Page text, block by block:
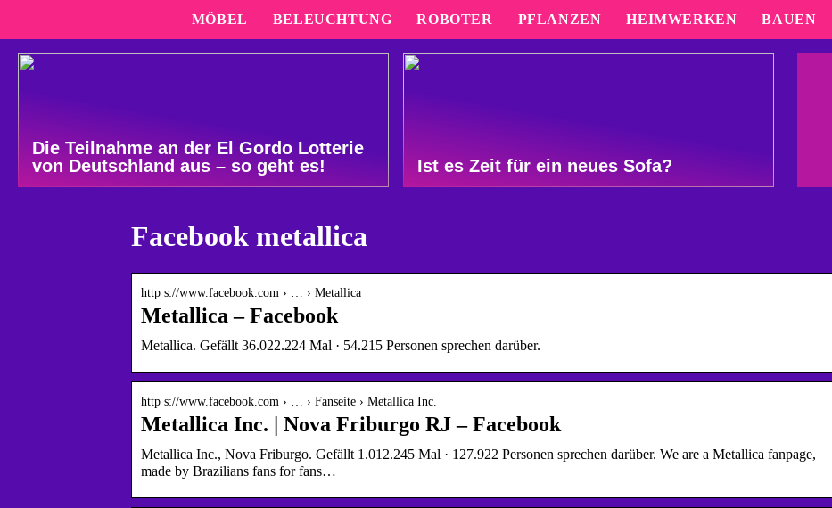
MÖBEL BELEUCHTUNG ROBOTER PFLANZEN HEIMWERKEN BAUEN
Die Teilnahme an der El Gordo Lotterie
von Deutschland aus – so geht es!
Ist es Zeit für ein neues Sofa?
Facebook metallica
http s://www.facebook.com › … › Metallica
Metallica – Facebook
Metallica. Gefällt 36.022.224 Mal · 54.215 Personen sprechen darüber.
http s://www.facebook.com › … › Fanseite › Metallica Inc.
Metallica Inc. | Nova Friburgo RJ – Facebook
Metallica Inc., Nova Friburgo. Gefällt 1.012.245 Mal · 127.922 Personen sprechen darüber. We are a Metallica fanpage,
made by Brazilians fans for fans…